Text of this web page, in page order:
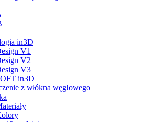
in3D
V1
V2
V3
in3D
z włókna węglowego